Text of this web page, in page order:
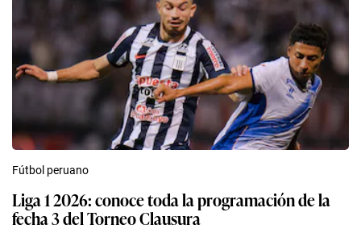
Fútbol peruano
Liga 1 2026: conoce toda la programación de la
fecha 3 del Torneo Clausura